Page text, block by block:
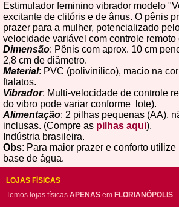
Estimulador feminino vibrador modelo
excitante de clitóris e de ânus. O pênis
prazer para a mulher, potencializado
velocidade variável com controle remoto
Dimensão: Pênis com aprox. 10 cm
2,8 cm de diâmetro.
Material: PVC (polivinílico), macio na
ftalatos.
Vibrador: Multi-velocidade de controle
do vibro pode variar conforme lote).
Alimentação: 2 pilhas pequenas (AA),
inclusas. (Compre as pilhas aqui).
Indústria brasileira.
Obs: Para maior prazer e conforto utilize
base de água.
LOJAS FÍSICAS
Temos lojas físicas APENAS em FLORIANÓPOLIS.